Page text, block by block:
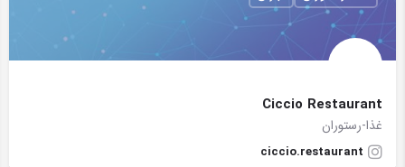
Ciccio Restaurant
غذا-رستوران
ciccio.restaurant